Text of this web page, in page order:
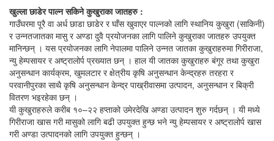
खुल्ला छाडेर पाल्न सकिने कुखुराका जातहरु :
गाउँघरमा पूरै वा अर्ध छाडा छाडेर र घाँस खुवाएर पाल्नको लागि स्थानिय कुखुरा (साकिनी)
र उन्नतजातका मासु र अण्डा दुवै प्रयोजनका लागि पालिने कुखुराका जातहरु उपयुक्त
मानिन्छन् । यस प्रयोजनका लागि नेपालमा पालिने उन्नत जातका कुखुराहरुमा गिरीराजा,
न्यु हेम्पसायर र अष्ट्रालोर्प प्रख्यात छन् । हाल यी जातका कुखुराहरु बंगूर तथा कुखुरा
अनुसन्धान कार्यक्रम, खुमलटार र क्षेत्रीय कृषि अनुसन्धान केन्द्रहरु तरहरा र
परवानीपुरका साथै कृषि अनुसन्धान केन्द्र पाख्रीवासमा उत्पादन, अनुसन्धान र बिक्री
वितरण भइरहेका छन् ।
यी कुखुराहरुले करीब १०–२२ हप्ताको उमेरदेखि अण्डा उत्पादन शुरु गर्दछन् । यी मध्ये
गिरीराजा खास गरी मासुको लागि बढी उपयुक्त हुन्छ भने न्यु हेम्पसायर र अष्ट्रालोर्प खास
गरी अण्डा उत्पादनको लागि उपयुक्त हुन्छन् ।